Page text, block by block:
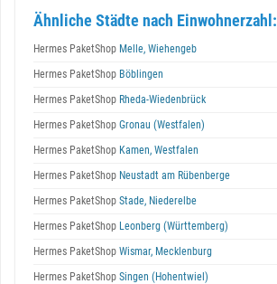
Ähnliche Städte nach Einwohnerzahl:
Hermes PaketShop Melle, Wiehengeb
Hermes PaketShop Böblingen
Hermes PaketShop Rheda-Wiedenbrück
Hermes PaketShop Gronau (Westfalen)
Hermes PaketShop Kamen, Westfalen
Hermes PaketShop Neustadt am Rübenberge
Hermes PaketShop Stade, Niederelbe
Hermes PaketShop Leonberg (Württemberg)
Hermes PaketShop Wismar, Mecklenburg
Hermes PaketShop Singen (Hohentwiel)